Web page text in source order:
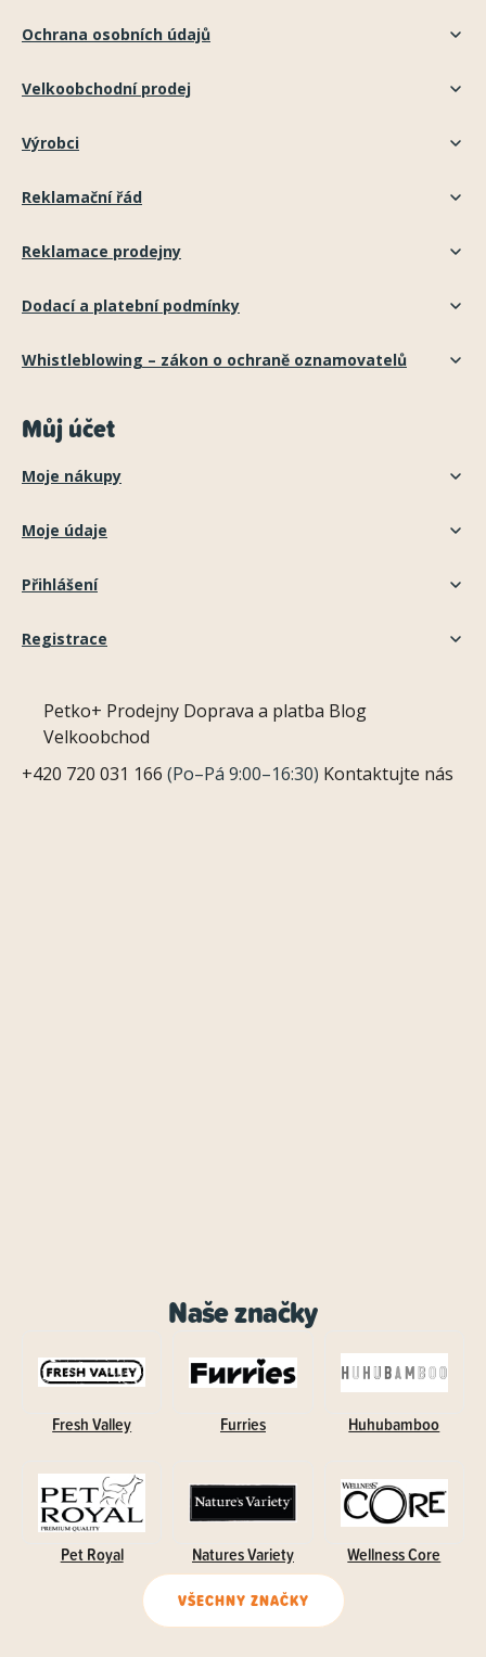
Ochrana osobních údajů
Velkoobchodní prodej
Výrobci
Reklamační řád
Reklamace prodejny
Dodací a platební podmínky
Whistleblowing – zákon o ochraně oznamovatelů
Můj účet
Moje nákupy
Moje údaje
Přihlášení
Registrace
Petko+ Prodejny Doprava a platba Blog
Velkoobchod
+420 720 031 166 (Po–Pá 9:00–16:30) Kontaktujte nás
Naše značky
Fresh Valley Furries Huhubamboo
Pet Royal Natures Variety Wellness Core
VŠECHNY ZNAČKY